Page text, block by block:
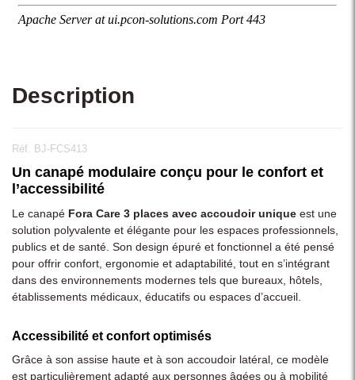
Description
Réf. BJ-FCS413
Un canapé modulaire conçu pour le confort et
l’accessibilité
Le canapé Fora Care 3 places avec accoudoir unique est une
solution polyvalente et élégante pour les espaces professionnels,
publics et de santé. Son design épuré et fonctionnel a été pensé
pour offrir confort, ergonomie et adaptabilité, tout en s’intégrant
dans des environnements modernes tels que bureaux, hôtels,
établissements médicaux, éducatifs ou espaces d’accueil.
Accessibilité et confort optimisés
Grâce à son assise haute et à son accoudoir latéral, ce modèle
est particulièrement adapté aux personnes âgées ou à mobilité